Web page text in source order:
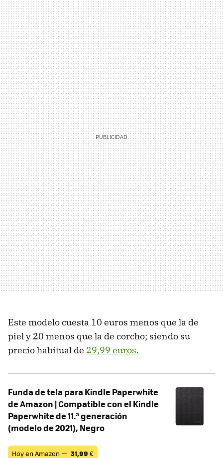
Este modelo cuesta 10 euros menos que la de
piel y 20 menos que la de corcho; siendo su
precio habitual de 29,99 euros.
Funda de tela para Kindle Paperwhite
de Amazon | Compatible con el Kindle
Paperwhite de 11.ª generación
(modelo de 2021), Negro
Hoy en Amazon — 31,99 €